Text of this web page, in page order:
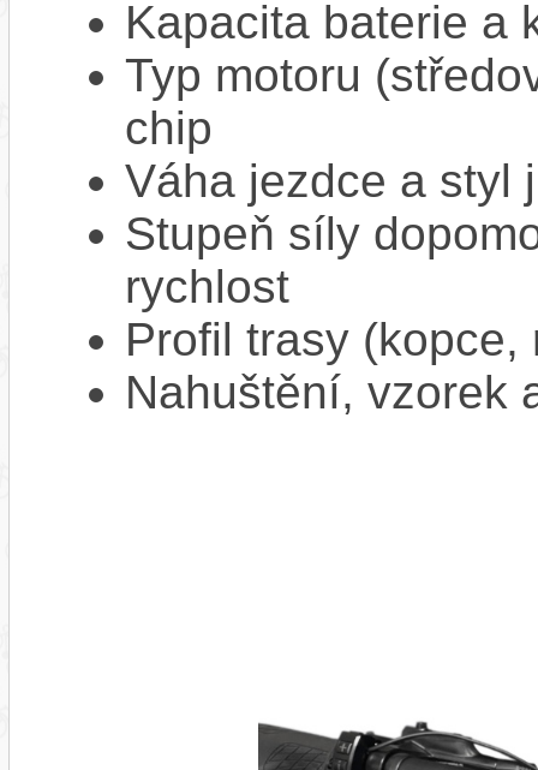
Kapacita baterie a
Typ motoru
chip
Váha jezdce a styl
Stupeň síly
rychlost
Profil trasy
Nahuštění, vzorek